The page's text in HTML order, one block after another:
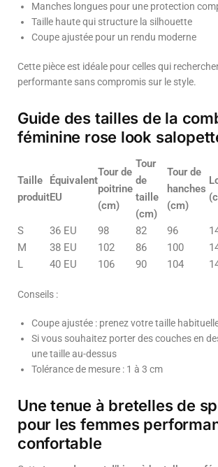
Manches longues pour une protection
Taille haute qui structure la silhouette
Coupe ajustée pour un rendu moderne
Cette pièce est idéale pour celles qui
performante sans compromis sur le style.
Guide des tailles de la
féminine rose look
Taille
produit
Équivalent
EU
Tour de
poitrine
(cm)
Tour
de
taille
(cm)
Tour de
hanches
(cm)
S
36 EU 98 82 96
M
38 EU 102 86 100
L
40 EU 106 90 104
Conseils :
Coupe ajustée : prenez votre taille
Si vous souhaitez porter des couches en
une taille au-dessus
Tolérance de mesure : 1 à 3 cm
Une tenue à bretelles de
pour les femmes
confortable